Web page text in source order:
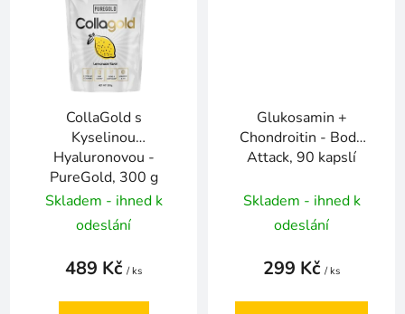
CollaGold s
Kyselinou
Hyaluronovou -
PureGold, 300 g
Skladem - ihned k
odeslání
489 Kč / ks
Glukosamin +
Chondroitin - Body
Attack, 90 kapslí
Skladem - ihned k
odeslání
299 Kč / ks